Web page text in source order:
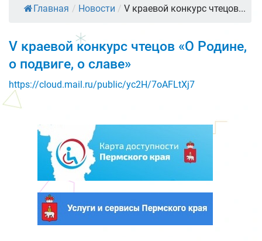
Главная / Новости / V краевой конкурс чтецов...
V краевой конкурс чтецов «О Родине,
о подвиге, о славе»
https://cloud.mail.ru/public/yc2H/7oAFLtXj7